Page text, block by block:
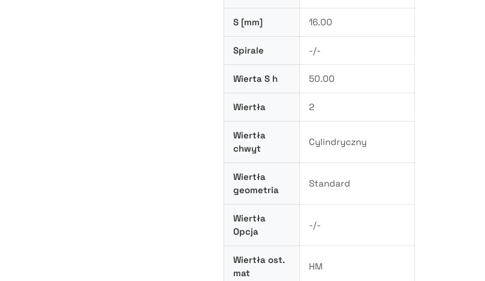
S [mm] 16.00
Spirale -/-
Wierta S h 50.00
Wiertła 2
Wiertła
chwyt
Cylindryczny
Wiertła
geometria
Standard
Wiertła
Opcja
-/-
Wiertła ost.
mat
HM